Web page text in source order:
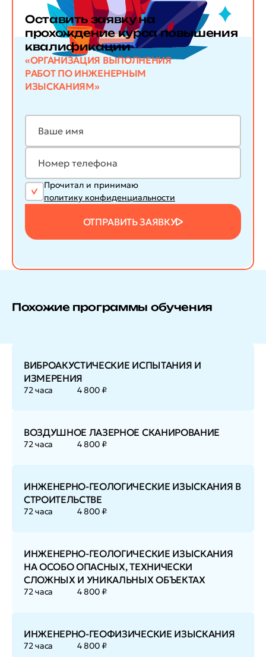
Оставить заявкуна
прохождение курса повышения
квалификации
«ОРГАНИЗАЦИЯ ВЫПОЛНЕНИЯ
РАБОТ ПО ИНЖЕНЕРНЫМ
ИЗЫСКАНИЯМ»
Прочитал и принимаю
политику конфиденциальности
ОТПРАВИТЬ ЗАЯВКУ
Похожие программы обучения
ВИБРОАКУСТИЧЕСКИЕ ИСПЫТАНИЯ И
ИЗМЕРЕНИЯ
72 часа 4 800 ₽
ВОЗДУШНОЕ ЛАЗЕРНОЕ СКАНИРОВАНИЕ
72 часа 4 800 ₽
ИНЖЕНЕРНО-ГЕОЛОГИЧЕСКИЕ ИЗЫСКАНИЯ В
СТРОИТЕЛЬСТВЕ
72 часа 4 800 ₽
ИНЖЕНЕРНО-ГЕОЛОГИЧЕСКИЕ ИЗЫСКАНИЯ
НА ОСОБО ОПАСНЫХ, ТЕХНИЧЕСКИ
СЛОЖНЫХ И УНИКАЛЬНЫХ ОБЪЕКТАХ
72 часа 4 800 ₽
ИНЖЕНЕРНО-ГЕОФИЗИЧЕСКИЕ ИЗЫСКАНИЯ
72 часа 4 800 ₽